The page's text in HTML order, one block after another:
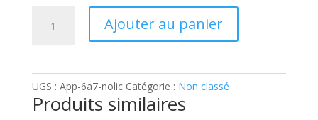
ans)
sans
Ajouter au panier
UGS : App-6a7-nolic Catégorie : Non classé
Produits similaires